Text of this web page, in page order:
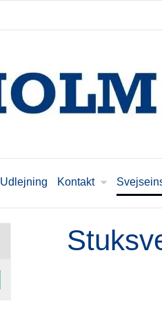
Udlejning Kontakt